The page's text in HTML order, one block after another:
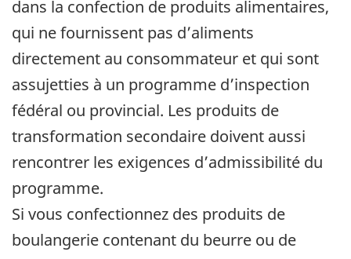
dans la confection de produits alimentaires,
qui ne fournissent pas d’aliments
directement au consommateur et qui sont
assujetties à un programme d’inspection
fédéral ou provincial. Les produits de
transformation secondaire doivent aussi
rencontrer les exigences d’admissibilité du
programme.
Si vous confectionnez des produits de
boulangerie contenant du beurre ou de